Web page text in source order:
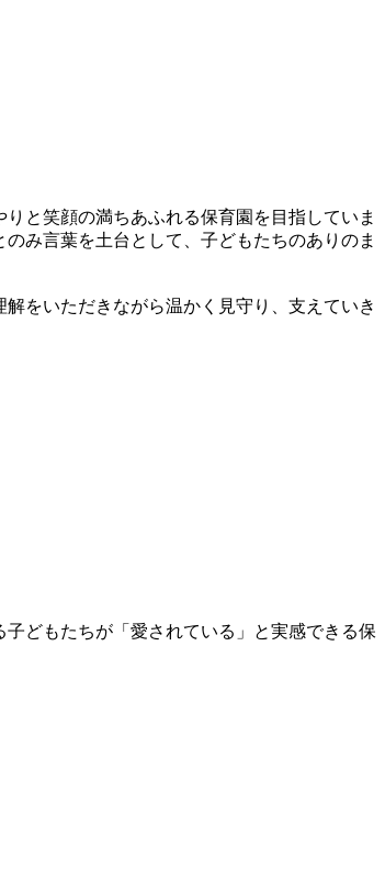
と笑顔の満ちあふれる保育園を目指していま
み言葉を土台として、子どもたちのありのま
をいただきながら温かく見守り、支えていき
子どもたちが「愛されている」と実感できる保